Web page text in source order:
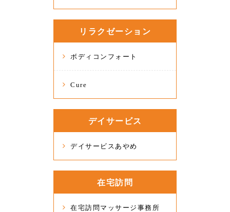
リラクゼーション
ボディコンフォート
Cure
デイサービス
デイサービスあやめ
在宅訪問
在宅訪問マッサージ事務所